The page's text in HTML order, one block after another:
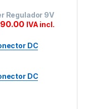
Regulador 9V
90.00 IVA incl.
DC
DC